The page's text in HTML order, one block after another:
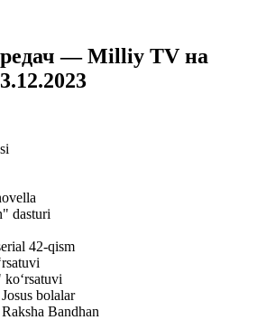
—Milliy TV на
dasturi
42-qism
ko‘rsatuvi
bolalar
Bandhan